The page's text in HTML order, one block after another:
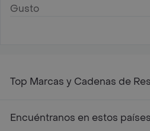
Gusto
Top Marcas y Cadenas de
Encuéntranos en estos países